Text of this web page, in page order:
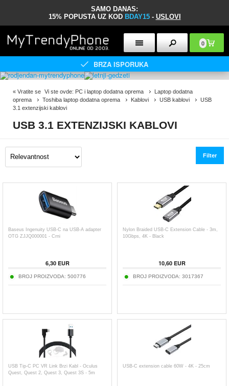
SAMO DANAS:
15% POPUSTA UZ KOD BDAY15 - USLOVI
0
BRZA ISPORUKA
« Vratite se Vi ste ovde: PC i laptop dodatna oprema
Laptop dodatna
oprema
Toshiba laptop dodatna oprema Kablovi USB kablovi
USB
3.1 extenzijski kablovi
USB 3.1 EXTENZIJSKI KABLOVI
Filter
Baseus Ingenuity USB-C na USB-A adapter
OTG ZJJQ000001 - Crni
6,30EUR
BROJ PROIZVODA: 500776
Nylon Braided USB-C Extension Cable - 3m,
10Gbps, 4K - Black
10,60EUR
BROJ PROIZVODA: 3017367
USB Tip-C PC VR Link Brzi Kabl - Oculus
Quest, Quest 2, Quest 3, Quest 3S - 5m
USB-C extension cable 60W - 4K - 25cm